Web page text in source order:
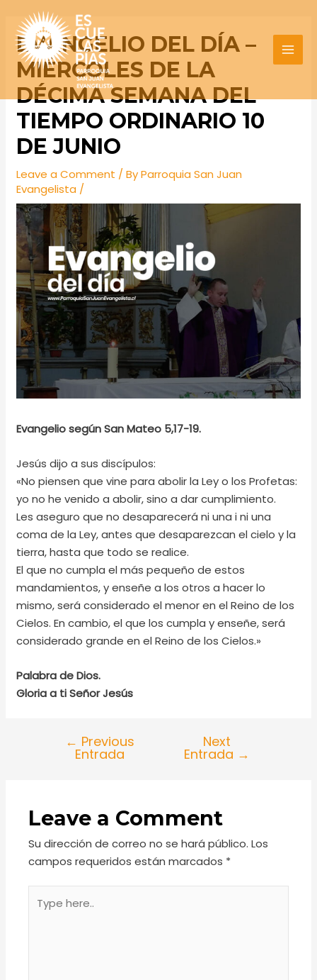
content
EVANGELIO DEL DÍA –
MIÉRCOLES DE LA
DÉCIMA SEMANA DEL
TIEMPO ORDINARIO 10
DE JUNIO
Leave a Comment / ByParroquia San Juan
Evangelista /
Evangelio según San Mateo 5,17-19.
Jesús dijo a sus discípulos:
«No piensen que vine para abolir la Ley o los Profetas:
yo no he venido a abolir, sino a dar cumplimiento.
Les aseguro que no desaparecerá ni una i ni una
coma de la Ley, antes que desaparezcan el cielo y la
tierra, hasta que todo se realice.
El que no cumpla el más pequeño de estos
mandamientos, y enseñe a los otros a hacer lo
mismo, será considerado el menor en el Reino de los
Cielos. En cambio, el que los cumpla y enseñe, será
considerado grande en el Reino de los Cielos.»
Palabra de Dios.
Gloria a ti Señor Jesús
Post
navigation
← Previous
Entrada
Next
Entrada →
Leave a Comment
Su dirección de correo no se hará público. Los
campos requeridos están marcados *
here..